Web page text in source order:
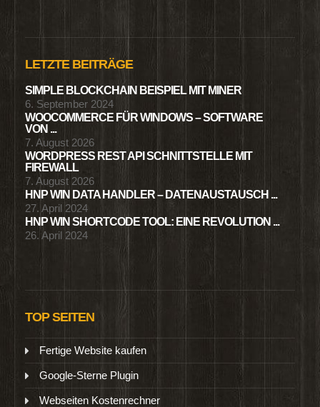
LETZTE BEITRÄGE
SIMPLE BLOCKCHAIN BEISPIEL MIT MINER
6. September 2024
WOOCOMMERCE FÜR WINDOWS – SOFTWARE
VON ...
7. August 2026
WORDPRESS REST API SCHNITTSTELLE MIT
FIREWALL
7. August 2026
HNP WIN DATA HANDLER – DATENAUSTAUSCH ...
27. April 2024
HNP WIN SHORTCODE TOOL: EINE REVOLUTION ...
26. April 2024
TOP SEITEN
Fertige Website kaufen
Google-Sterne Plugin
Webseiten Kostenrechner